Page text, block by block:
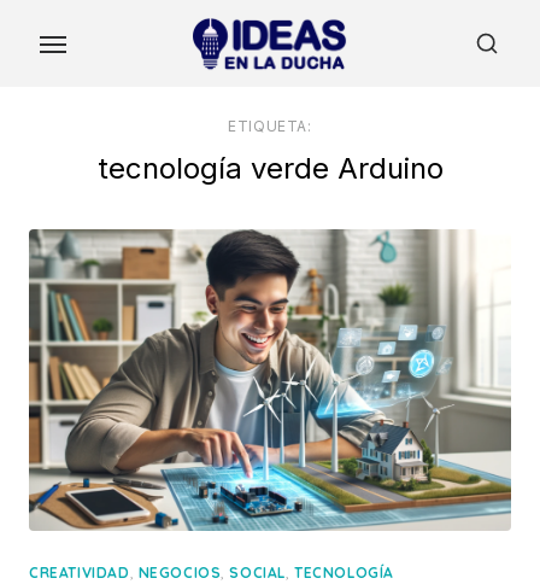
ETIQUETA:
tecnología verde Arduino
CREATIVIDAD, NEGOCIOS,SOCIAL,TECNOLOGÍA